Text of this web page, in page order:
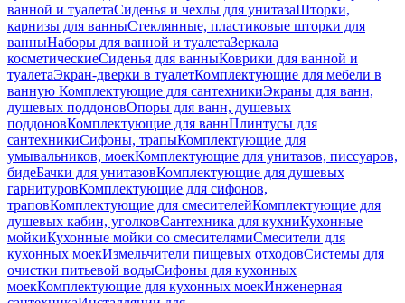
ванной и туалетаСиденья и чехлы для унитазаШторки,
карнизы для ванныСтеклянные, пластиковые шторки для
ванныНаборы для ванной и туалетаЗеркала
косметическиеСиденья для ванныКоврики для ванной и
туалетаЭкран-дверки в туалетКомплектующие для мебели в
ванную Комплектующие для сантехникиЭкраны для ванн,
душевых поддоновОпоры для ванн, душевых
поддоновКомплектующие для ваннПлинтусы для
сантехникиСифоны, трапыКомплектующие для
умывальников, моекКомплектующие для унитазов, писсуаров,
бидеБачки для унитазовКомплектующие для душевых
гарнитуровКомплектующие для сифонов,
траповКомплектующие для смесителейКомплектующие для
душевых кабин, уголковСантехника для кухниКухонные
мойкиКухонные мойки со смесителямиСмесители для
кухонных моекИзмельчители пищевых отходовСистемы для
очистки питьевой водыСифоны для кухонных
моекКомплектующие для кухонных моекИнженерная